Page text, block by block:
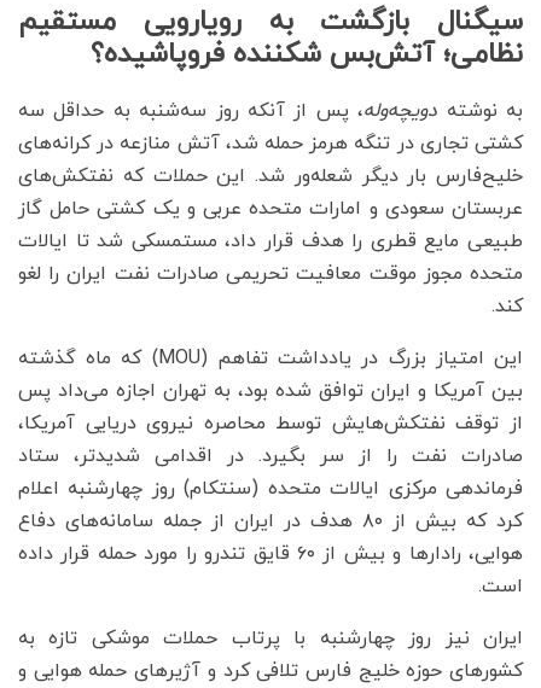
سیگنال بازگشت به رویارویی مستقیم
نظامی؛ آتش‌بس شکننده فروپاشیده؟
به نوشته دویچه‌وله، پس از آنکه روز سه‌شنبه به حداقل سه
کشتی تجاری در تنگه هرمز حمله شد، آتش منازعه در کرانه‌های
خلیح‌فارس بار دیگر شعله‌ور شد. این حملات که نفتکش‌های
عربستان سعودی و امارات متحده عربی و یک کشتی حامل گاز
طبیعی مایع قطری را هدف قرار داد، مستمسکی شد تا ایالات
متحده مجوز موقت معافیت تحریمی صادرات نفت ایران را لغو
کند.
این امتیاز بزرگ در یادداشت تفاهم (MOU) که ماه گذشته
بین آمریکا و ایران توافق شده بود، به تهران اجازه می‌داد پس
از توقف نفتکش‌هایش توسط محاصره نیروی دریایی آمریکا،
صادرات نفت را از سر بگیرد. در اقدامی شدیدتر، ستاد
فرماندهی مرکزی ایالات متحده (سنتکام) روز چهارشنبه اعلام
کرد که بیش از ۸۰ هدف در ایران از جمله سامانه‌های دفاع
هوایی، رادارها و بیش از ۶۰ قایق تندرو را مورد حمله قرار داده
است.
ایران نیز روز چهارشنبه با پرتاب حملات موشکی تازه به
کشورهای حوزه خلیج فارس تلافی کرد و آژیرهای حمله هوایی و